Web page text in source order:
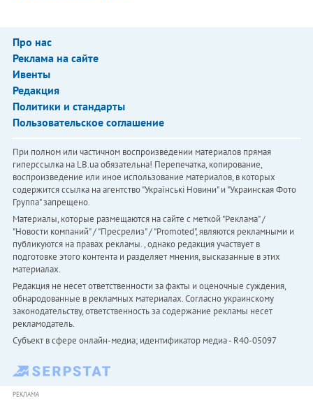
Про нас
Реклама на сайте
Ивенты
Редакция
Политики и стандарты
Пользовательское соглашение
При полном или частичном воспроизведении материалов прямая
гиперссылка на LB.ua обязательна! Перепечатка, копирование,
воспроизведение или иное использование материалов, в которых
содержится ссылка на агентство "Українськi Новини" и "Украинская Фото
Группа" запрещено.
Материалы, которые размещаются на сайте с меткой "Реклама" /
"Новости компаний" / "Пресрелиз" / "Promoted", являются рекламными и
публикуются на правах рекламы. , однако редакция участвует в
подготовке этого контента и разделяет мнения, высказанные в этих
материалах.
Редакция не несет ответственности за факты и оценочные суждения,
обнародованные в рекламных материалах. Согласно украинскому
законодательству, ответственность за содержание рекламы несет
рекламодатель.
Субъект в сфере онлайн-медиа; идентификатор медиа - R40-05097
РЕКЛАМА